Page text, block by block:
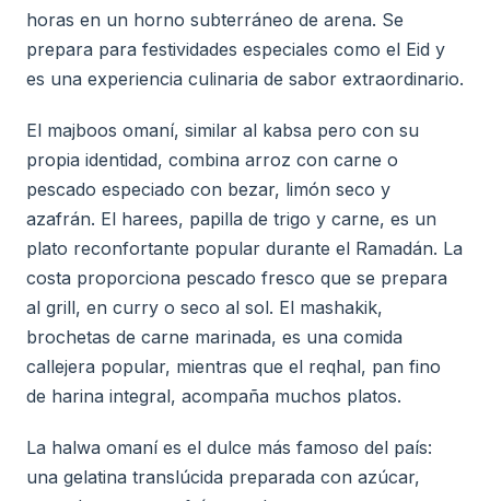
horas en un horno subterráneo de arena. Se
prepara para festividades especiales como el Eid y
es una experiencia culinaria de sabor extraordinario.
El majboos omaní, similar al kabsa pero con su
propia identidad, combina arroz con carne o
pescado especiado con bezar, limón seco y
azafrán. El harees, papilla de trigo y carne, es un
plato reconfortante popular durante el Ramadán. La
costa proporciona pescado fresco que se prepara
al grill, en curry o seco al sol. El mashakik,
brochetas de carne marinada, es una comida
callejera popular, mientras que el reqhal, pan fino
de harina integral, acompaña muchos platos.
La halwa omaní es el dulce más famoso del país:
una gelatina translúcida preparada con azúcar,